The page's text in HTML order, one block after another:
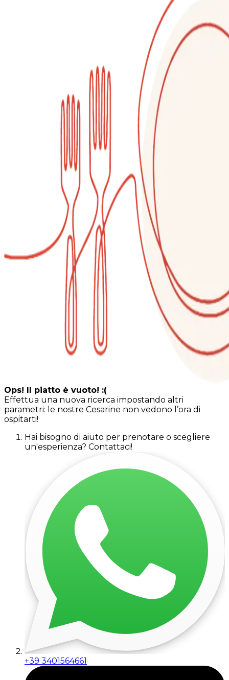
Ops! Il piatto è vuoto! :(
Effettua una nuova ricerca impostando altri
parametri: le nostre Cesarine non vedono l’ora di
ospitarti!
Hai bisogno di aiuto per prenotare o scegliere
un'esperienza? Contattaci!
+39 3401564661